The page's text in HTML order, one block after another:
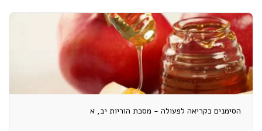
הסימנים כקריאה לפעולה - מסכת הוריות יב, א